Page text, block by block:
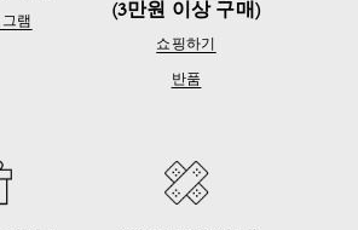
램
(3만원 이상 구매)
쇼핑하기
반품